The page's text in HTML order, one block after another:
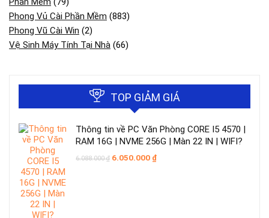
Phong Vủ Cài Phần Mềm (883)
Phong Vũ Cài Win (2)
Vệ Sinh Máy Tính Tại Nhà (66)
TOP GIẢM GIÁ
Thông tin về PC Văn Phòng CORE I5 4570 |
RAM 16G | NVME 256G | Màn 22 IN | WIFI?
6.088.000₫ Giá
6.050.000 ₫Giá